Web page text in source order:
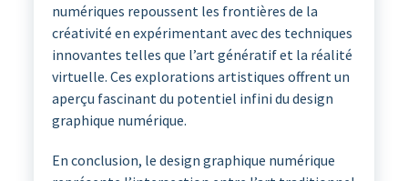
numériques repoussent les frontières de la
créativité en expérimentant avec des techniques
innovantes telles que l’art génératif et la réalité
virtuelle. Ces explorations artistiques offrent un
aperçu fascinant du potentiel infini du design
graphique numérique.
En conclusion, le design graphique numérique